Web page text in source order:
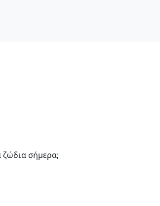
ζώδια σήμερα;